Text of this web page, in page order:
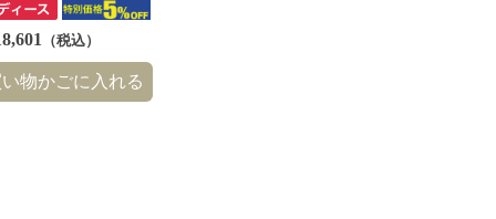
（税込）
物かごに入れる